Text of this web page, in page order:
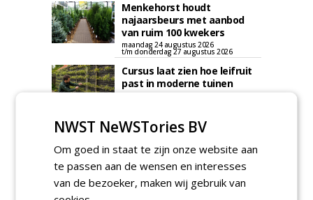
Menkehorst houdt
najaarsbeurs met aanbod
van ruim 100 kwekers
maandag 24 augustus 2026
t/m donderdag 27 augustus 2026
Cursus laat zien hoe leifruit
past in moderne tuinen
Vakdag 'All About Annuals'
zet eenjarige planten
centraal in Appeltern
donderdag 27 augustus 2026
GaLaBau 2026: internationale
ontmoetingsplek voor
NWST NeWSTories BV
Om goed in staat te zijn onze website aan
te passen aan de wensen en interesses
van de bezoeker, maken wij gebruik van